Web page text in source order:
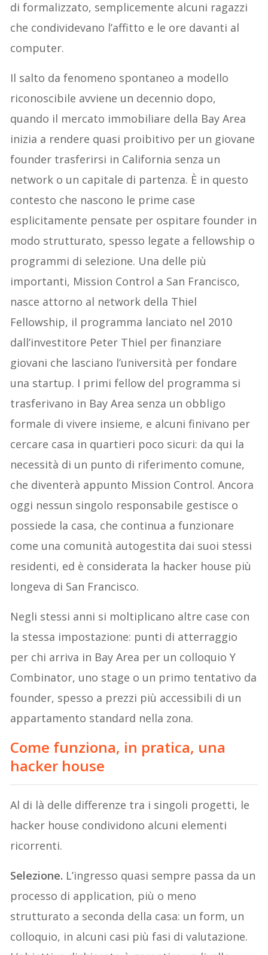
di formalizzato, semplicemente alcuni ragazzi
che condividevano l’affitto e le ore davanti al
computer.
Il salto da fenomeno spontaneo a modello
riconoscibile avviene un decennio dopo,
quando il mercato immobiliare della Bay Area
inizia a rendere quasi proibitivo per un giovane
founder trasferirsi in California senza un
network o un capitale di partenza. È in questo
contesto che nascono le prime case
esplicitamente pensate per ospitare founder in
modo strutturato, spesso legate a fellowship o
programmi di selezione. Una delle più
importanti, Mission Control a San Francisco,
nasce attorno al network della Thiel
Fellowship, il programma lanciato nel 2010
dall’investitore Peter Thiel per finanziare
giovani che lasciano l’università per fondare
una startup. I primi fellow del programma si
trasferivano in Bay Area senza un obbligo
formale di vivere insieme, e alcuni finivano per
cercare casa in quartieri poco sicuri: da qui la
necessità di un punto di riferimento comune,
che diventerà appunto Mission Control. Ancora
oggi nessun singolo responsabile gestisce o
possiede la casa, che continua a funzionare
come una comunità autogestita dai suoi stessi
residenti, ed è considerata la hacker house più
longeva di San Francisco.
Negli stessi anni si moltiplicano altre case con
la stessa impostazione: punti di atterraggio
per chi arriva in Bay Area per un colloquio Y
Combinator, uno stage o un primo tentativo da
founder, spesso a prezzi più accessibili di un
appartamento standard nella zona.
Come funziona, in pratica, una
hacker house
Al di là delle differenze tra i singoli progetti, le
hacker house condividono alcuni elementi
ricorrenti.
Selezione. L’ingresso quasi sempre passa da un
processo di application, più o meno
strutturato a seconda della casa: un form, un
colloquio, in alcuni casi più fasi di valutazione.